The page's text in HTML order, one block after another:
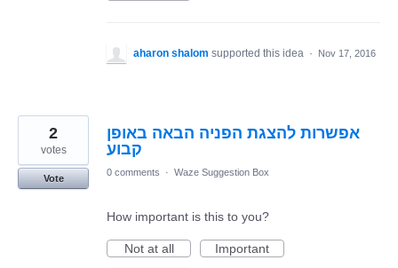
aharon shalom supported this idea · Nov 17, 2016
אפשרות להצגת הפניה הבאה באופן
קבוע
2
votes
Vote
0 comments · Waze Suggestion Box
How important is this to you?
Not at all
Important